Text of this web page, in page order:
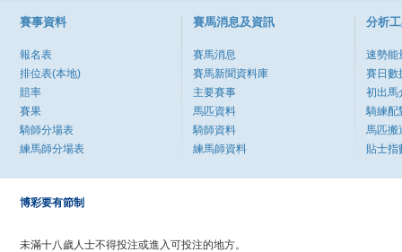
賽事資料
報名表
排位表(本地)
賠率
賽果
騎師分場表
練馬師分場表
賽馬消息及資訊
賽馬消息
賽馬新聞資料庫
主要賽事
馬匹資料
騎師資料
練馬師資料
分析
速勢能
賽日數
初出馬
騎練配
馬匹搬
貼士指
博彩要有節制
未滿十八歲人士不得投注或進入可投注的地方。